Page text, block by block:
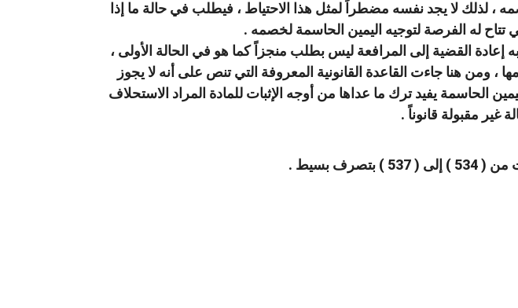
، لذلك لا يجد نفسه مضطراً لمثل هذا الاحتياط ، فيطلب في حالة ما إذا
تتاح له الفرصة لتوجيه اليمين الحاسمة لخصمه .
القضية إلى المرافعة ليس بطلب منجزاً كما هو في الحالة الأولى ،
هنا جاءت القاعدة القانونية المعروفة التي تنص على أنه لا يجوز
الحاسمة يفيد ترك ما عداها من أوجه الإثبات للمادة المراد الاستحلاف
غير مقبولة قانوناً .
بسيط .